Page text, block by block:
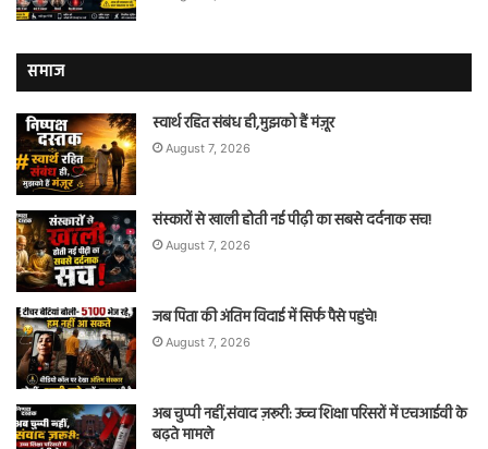
समाज
स्वार्थ रहित संबंध ही,मुझको हैं मंज़ूर
August 7, 2026
संस्कारों से खाली होती नई पीढ़ी का सबसे दर्दनाक सच!
August 7, 2026
जब पिता की अंतिम विदाई में सिर्फ पैसे पहुंचे!
August 7, 2026
अब चुप्पी नहीं,संवाद ज़रूरी: उच्च शिक्षा परिसरों में एचआईवी के
बढ़ते मामले